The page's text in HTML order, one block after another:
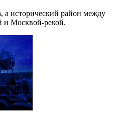
исторический район между
и Москвой-рекой.